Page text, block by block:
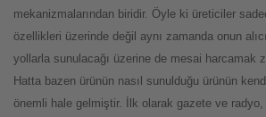
mekanizmalarından biridir. Öyle ki üreticiler
özellikleri üzerinde değil aynı zamanda onun
yollarla sunulacağı üzerine de mesai harcamak
Hatta bazen ürünün nasıl sunulduğu ürünün
önemli hale gelmiştir. İlk olarak gazete ve